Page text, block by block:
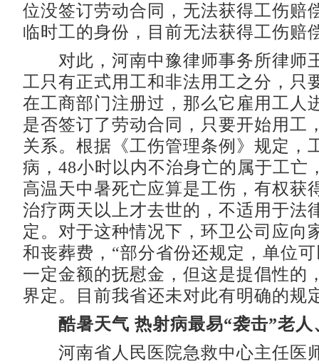
位没签订劳动合同，无法获得工伤赔
临时工的身份，目前无法获得工伤赔
对此，河南中豫律师事务所律师
工只有正式用工和非法用工之分，只
在工商部门注册过，那么它雇用工人
是否签订了劳动合同，只要开始用工
关系。根据《工伤管理条例》规定，
病，48小时以内不治身亡的属于工亡
高温天中暑死亡应算是工伤，有权获
治疗两天以上才去世的，不适用于法
定。对于这种情况下，环卫公司应向
和丧葬费，“部分省份还规定，单位
一定金额的抚慰金，但这是提倡性的
界定。目前我省还未对此有明确的规
酷暑天气 热射病最易“袭击”老人
河南省人民医院急救中心主任医